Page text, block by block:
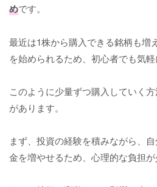
めです。
最近は1株から購入できる銘柄も増
を始められるため、初心者でも気軽
このように少量ずつ購入していく
があります。
まず、投資の経験を積みながら、
金を増やせるため、心理的な負担が